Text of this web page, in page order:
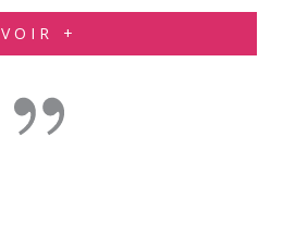
VOIR +